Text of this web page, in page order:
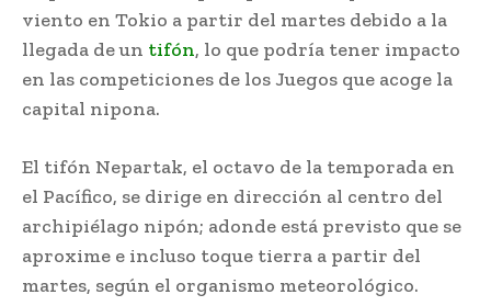
viento en Tokio a partir del martes debido a la
llegada de un tifón, lo que podría tener impacto
en las competiciones de los Juegos que acoge la
capital nipona.
El tifón Nepartak, el octavo de la temporada en
el Pacífico, se dirige en dirección al centro del
archipiélago nipón; adonde está previsto que se
aproxime e incluso toque tierra a partir del
martes, según el organismo meteorológico.